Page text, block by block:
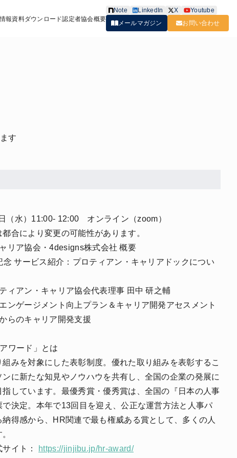
報資料ダウンロード認定者協会概要
Note LinkedIn X
Youtube
メールマガジン
お問い合わせ
す
水）11:00- 12:00 オンライン（zoom）
合により変更の可能性があります。
リア協会・4designs株式会社 概要
サービス紹介：プロティアン・キャリアドックについ
ィアン・キャリア協会代表理事 田中 研之輔
ンゲージメント向上プラン＆キャリア開発アセスメント
らのキャリア開発支援
ワード」とは
みを対象にした表彰制度。優れた取り組みを表彰するこ
に新たな知見やノウハウを共有し、全国の企業の発展に
しています。最優秀賞・優秀賞は、全国の『日本の人事
決定。本年で13回目を迎え、公正な運営方法と人事パ
得感から、HR関連で最も権威ある賞として、多くの人
サイト：
https://jinjibu.jp/hr-award/